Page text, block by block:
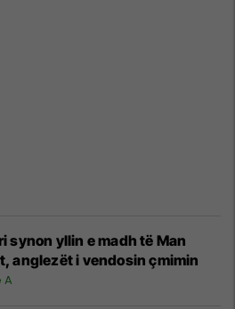
synon yllin e madh të Man
anglezët i vendosin çmimin
A